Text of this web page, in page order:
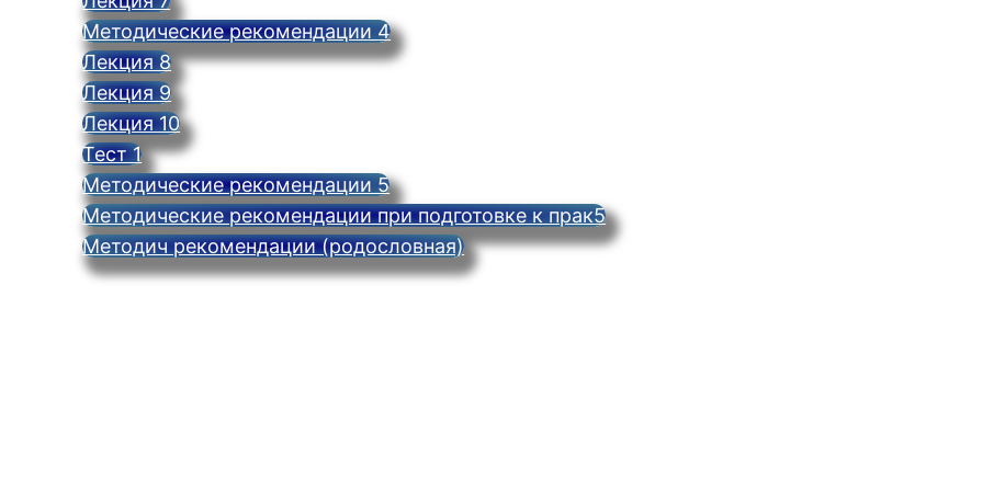
Методические рекомендации 4
Лекция 8
Лекция 9
Лекция 10
Тест 1
Методические рекомендации 5
Методические рекомендации при подготовке к прак5
Методич рекомендации (родословная)